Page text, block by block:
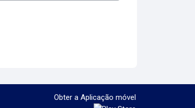
Obter a Aplicação móvel